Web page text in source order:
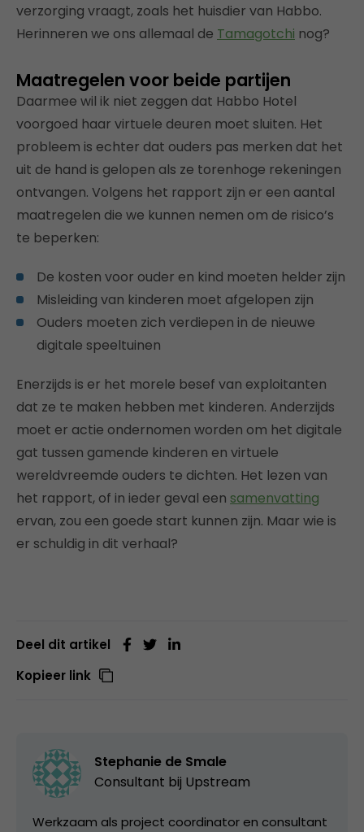
verzorging vraagt, zoals het huisdier van Habbo.
Herinneren we ons allemaal de Tamagotchi nog?
Maatregelen voor beide partijen
Daarmee wil ik niet zeggen dat Habbo Hotel
voorgoed haar virtuele deuren moet sluiten. Het
probleem is echter dat ouders pas merken dat het
uit de hand is gelopen als ze torenhoge rekeningen
ontvangen. Volgens het rapport zijn er een aantal
maatregelen die we kunnen nemen om de risico’s
te beperken:
De kosten voor ouder en kind moeten helder zijn
Misleiding van kinderen moet afgelopen zijn
Ouders moeten zich verdiepen in de nieuwe
digitale speeltuinen
Enerzijds is er het morele besef van exploitanten
dat ze te maken hebben met kinderen. Anderzijds
moet er actie ondernomen worden om het digitale
gat tussen gamende kinderen en virtuele
wereldvreemde ouders te dichten. Het lezen van
het rapport, of in ieder geval een samenvatting
ervan, zou een goede start kunnen zijn. Maar wie is
er schuldig in dit verhaal?
Deel dit artikel
Kopieer link
Stephanie de Smale
Consultant bij Upstream
Werkzaam als project coordinator en consultant